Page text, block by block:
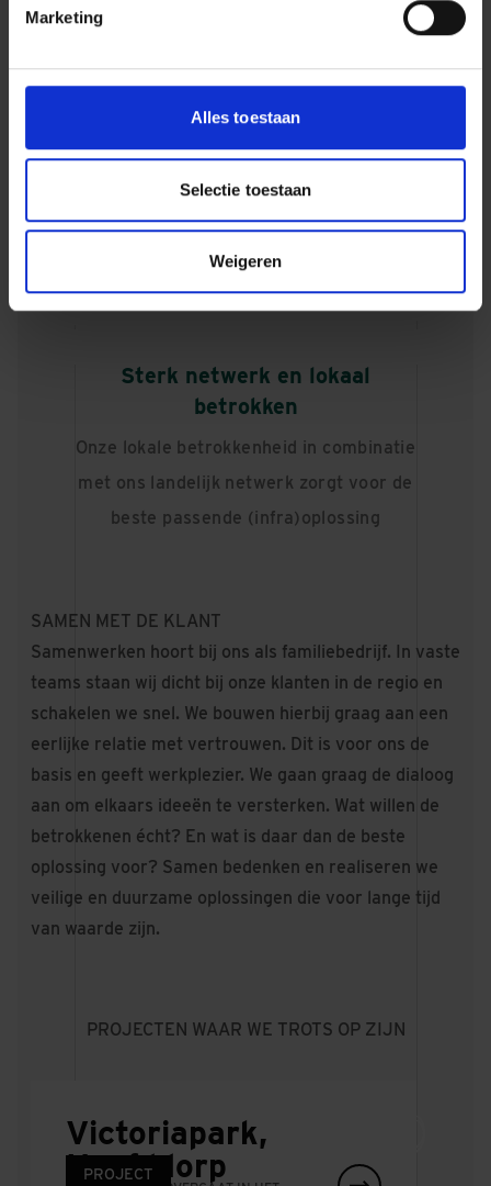
Marketing
Alles toestaan
Selectie toestaan
Weigeren
Familiebedrijf
Als familiebedrijf investeren wij in
relaties. Wij geloven in het bouwen van
een netwerk van iedereen voor
iedereen, omdat je samen verder komt
dan alleen
Sterk netwerk en lokaal
betrokken
Onze lokale betrokkenheid in combinatie
met ons landelijk netwerk zorgt voor de
beste passende (infra)oplossing
SAMEN MET DE KLANT
Samenwerken hoort bij ons als familiebedrijf. In vaste
teams staan wij dicht bij onze klanten in de regio en
schakelen we snel. We bouwen hierbij graag aan een
eerlijke relatie met vertrouwen. Dit is voor ons de
basis en geeft werkplezier. We gaan graag de dialoog
aan om elkaars ideeën te versterken. Wat willen de
betrokkenen écht? En wat is daar dan de beste
oplossing voor? Samen bedenken en realiseren we
veilige en duurzame oplossingen die voor lange tijd
van waarde zijn.
PROJECTEN WAAR WE TROTS OP ZIJN
PROJECT
PROJECT
PROJECT
Victoriapark,
Hoofddorp